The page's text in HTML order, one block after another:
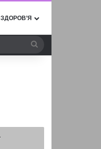
ЗДОРОВ’Я